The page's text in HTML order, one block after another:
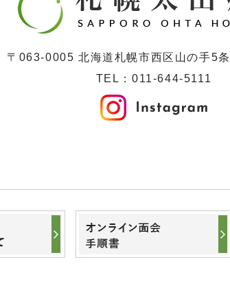
〒063-0005 北海道札幌市西区山の手5
TEL：011-644-5111